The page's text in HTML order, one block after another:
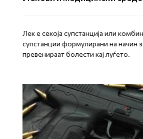
Лек е секоја супстанција или
супстанции формулирани на начин
превенираат болести кај луѓето.